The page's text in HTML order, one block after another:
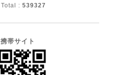
Total : 539327
携帯サイト